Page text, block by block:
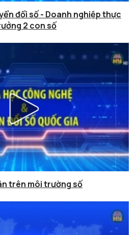
đổi số - Doanh nghiệp thực
2 con số
trên môi trường số